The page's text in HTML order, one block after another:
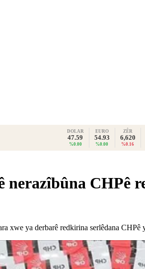
DOLAR
47.59
%0.00
EURO
54.93
%0.00
ZÊR
6,620
%0.16
CHPê
ya derbarê redkirina serlêdana CHPê